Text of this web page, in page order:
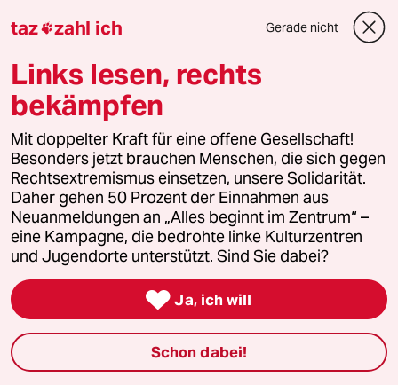
Tron2001
16.05.2018
Mir erschließt sich die Karikatur auch mit
diesen Erläuterungen nicht.
Was wird denn eigentlich karikiert? Der ESC,
Netanjahu, Israel ?
Irgendwelche Aussagen, die irgendwer
gemacht hat?
Die Karikatur erscheint mir "nur blöd".
Welche Hintergrundinfos fehlen, um dem Bild
einen Sinn zu geben?
849 (Profil gelöscht)
17.05.2018,16:24 Uhr
@Tron2001:
Da haben Sie ganz Recht: es ist eine
taz zahl ich Gerade nicht
Links lesen, rechts
bekämpfen
Mit doppelter Kraft für eine offene Gesellschaft!
Besonders jetzt brauchen Menschen, die sich gegen
Rechtsextremismus einsetzen, unsere Solidarität.
Daher gehen 50 Prozent der Einnahmen aus
Neuanmeldungen an „Alles beginnt im Zentrum“ –
eine Kampagne, die bedrohte linke Kulturzentren
und Jugendorte unterstützt. Sind Sie dabei?
 Ja, ich will
Schon dabei!